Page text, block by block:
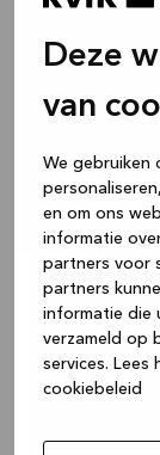
Deze
van
We gebruiken
en om ons
informatie
partners voor
partners
informatie die
verzameld op
services. Lees
cookiebeleid